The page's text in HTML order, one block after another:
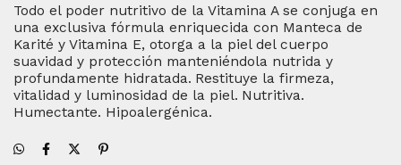
Todo el poder nutritivo de la Vitamina A se conjuga en
una exclusiva fórmula enriquecida con Manteca de
Karité y Vitamina E, otorga a la piel del cuerpo
suavidad y protección manteniéndola nutrida y
profundamente hidratada. Restituye la firmeza,
vitalidad y luminosidad de la piel. Nutritiva.
Humectante. Hipoalergénica.